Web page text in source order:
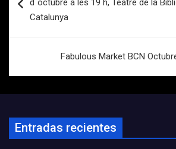
entradas
d`octubre a les 19 h, Teatre de la
Catalunya
Fabulous Market BCN
Entradas recientes